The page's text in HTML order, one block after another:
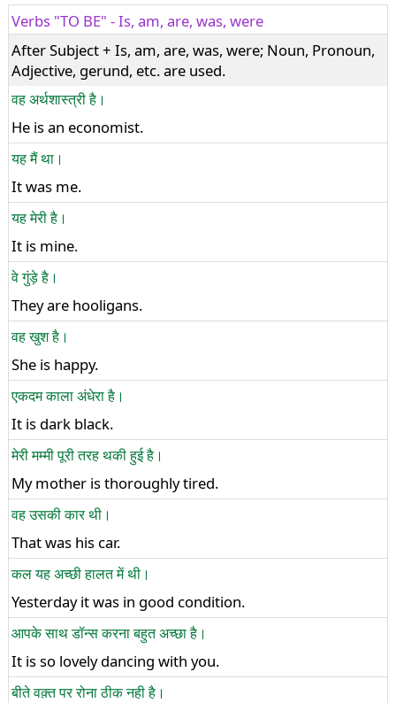
Verbs "TO BE" - Is, am, are, was, were
After Subject + Is, am, are, was, were; Noun, Pronoun,
Adjective, gerund, etc. are used.
वह अर्थशास्त्री है।
He is an economist.
यह मैं था।
It was me.
यह मेरी है।
It is mine.
वे गुंड़े है।
They are hooligans.
वह खुश है।
She is happy.
एकदम काला अंधेरा है।
It is dark black.
मेरी मम्मी पूरी तरह थकी हुई है।
My mother is thoroughly tired.
वह उसकी कार थी।
That was his car.
कल यह अच्छी हालत में थी।
Yesterday it was in good condition.
आपके साथ डॉन्स करना बहुत अच्छा है।
It is so lovely dancing with you.
बीते वक़्त पर रोना ठीक नही है।